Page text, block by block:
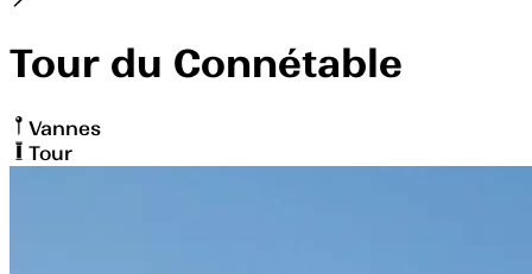
Tour du Connétable
Vannes
Tour